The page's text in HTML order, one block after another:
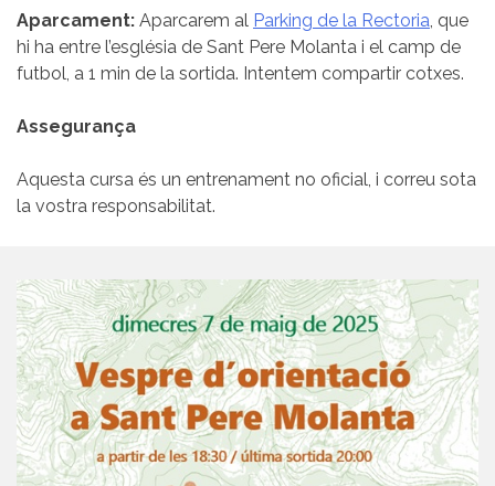
Aparcament: Aparcarem al Parking de la Rectoria , que
hi ha entre l’església de Sant Pere Molanta i el camp de
futbol, a 1 min de la sortida. Intentem compartir cotxes.
Assegurança
Aquesta cursa és un entrenament no oficial, i correu sota
la vostra responsabilitat.